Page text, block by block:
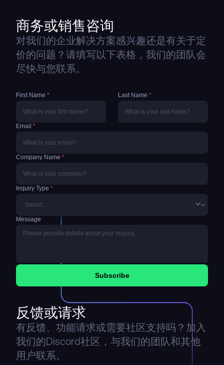
商务或销售咨询
对我们的企业解决方案感兴趣还是有关于定
价的问题？请填写以下表格，我们的团队会
尽快与您联系。
First Name * Last Name *
Email *
Company Name *
Inquiry Type *
Message
Subscribe
反馈或请求
有反馈、功能请求或需要社区支持吗？加入
我们的Discord社区，与我们的团队和其他
用户联系。